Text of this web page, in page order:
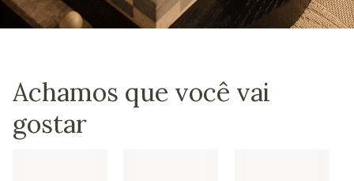
Achamos que você vai
gostar